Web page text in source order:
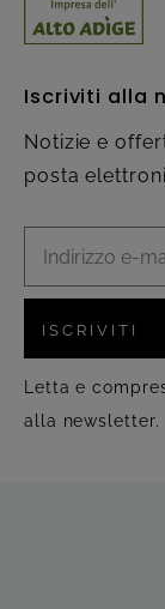
Iscriviti alla
Notizie e
posta
ISCRIVITI
Letta e
alla newsletter.